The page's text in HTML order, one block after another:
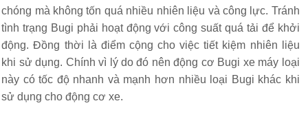
chóng mà không tốn quá nhiều nhiên liệu và công lực. Tránh
tình trạng Bugi phải hoạt động với công suất quá tải để khởi
động. Đồng thời là điểm cộng cho việc tiết kiệm nhiên liệu
khi sử dụng. Chính vì lý do đó nên động cơ Bugi xe máy loại
này có tốc độ nhanh và mạnh hơn nhiều loại Bugi khác khi
sử dụng cho động cơ xe.